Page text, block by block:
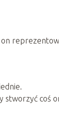
stworzyć coś